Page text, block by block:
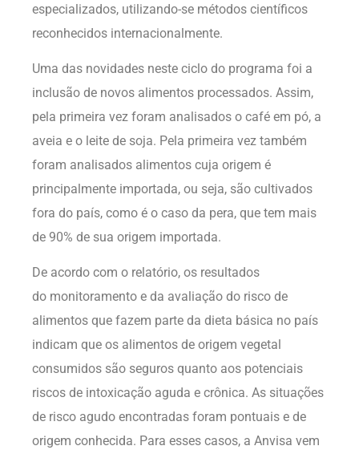
especializados, utilizando-se métodos científicos
reconhecidos internacionalmente.
Uma das novidades neste ciclo do programa foi a
inclusão de novos alimentos processados. Assim,
pela primeira vez foram analisados o café em pó, a
aveia e o leite de soja. Pela primeira vez também
foram analisados alimentos cuja origem é
principalmente importada, ou seja, são cultivados
fora do país, como é o caso da pera, que tem mais
de 90% de sua origem importada.
De acordo com o relatório, os resultados
do monitoramento e da avaliação do risco de
alimentos que fazem parte da dieta básica no país
indicam que os alimentos de origem vegetal
consumidos são seguros quanto aos potenciais
riscos de intoxicação aguda e crônica. As situações
de risco agudo encontradas foram pontuais e de
origem conhecida. Para esses casos, a Anvisa vem